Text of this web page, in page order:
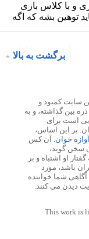
برگشت به بالا
گذاری شد. این سایت کمبود و
بین گذاشته، و به
است برای
بر این اساس،
آوازه خوان. آن کس
سخن گوید،
او اشتباه و بر
باشد، مورد
آگاهی شما خواننده
This work is